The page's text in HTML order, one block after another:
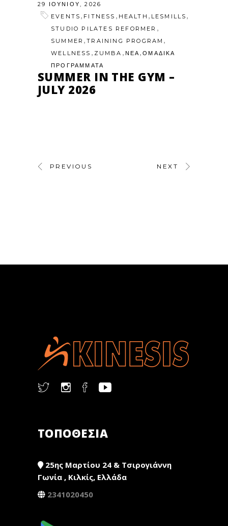
29 ΙΟΥΝΊΟΥ, 2026
EVENTS , FITNESS , HEALTH , LESMILLS ,
STUDIO PILATES REFORMER ,
SUMMER ,TRAINING PROGRAM ,
WELLNESS , ZUMBA , ΝΕΑ,ΟΜΑΔΙΚΑ
ΠΡΟΓΡΑΜΜΑΤΑ
SUMMER IN THE GYM –
JULY 2026
PREVIOUS NEXT
ΤΟΠΟΘΕΣΙΑ
25ης Μαρτίου 24 & Τσιρογιάννη
Γωνία , Κιλκίς, Ελλάδα
2341020450